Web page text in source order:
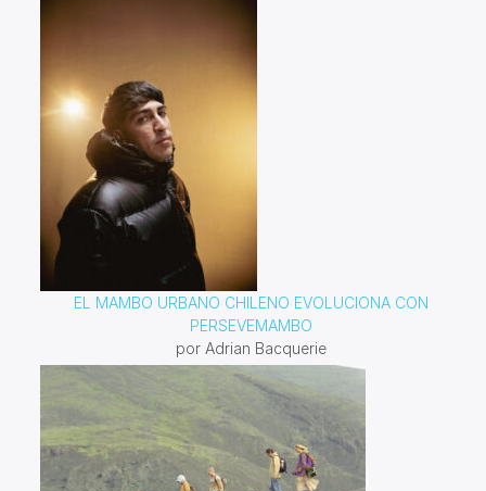
EL MAMBO URBANO CHILENO EVOLUCIONA CON
PERSEVEMAMBO
por Adrian Bacquerie